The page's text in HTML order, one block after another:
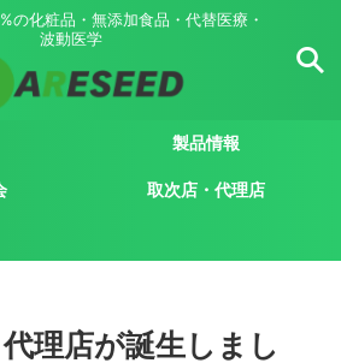
の化粧品・無添加食品・代替医療・
波動医学
製品情報
取次店・代理店
理店が誕生しまし